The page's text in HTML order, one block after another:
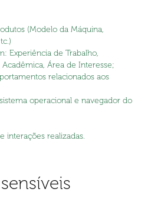
(Modelo da Máquina,
Experiência de Trabalho,
Área de Interesse;
relacionados aos
operacional e navegador do
interações realizadas.